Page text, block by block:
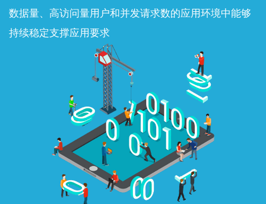
数据量、高访问量用户和并发请求数的应用环境中能够
持续稳定支撑应用要求